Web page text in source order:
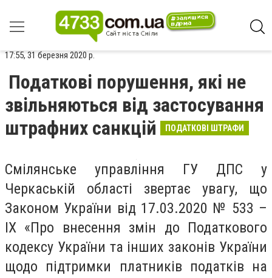
17:55, 31 березня 2020 р.
Податкові порушення, які не
звільняються від застосування
штрафних санкцій
ПОДАТКОВІ ШТРАФИ
Смілянське управління ГУ ДПС у
Черкаській області звертає увагу, що
Законом України від 17.03.2020 № 533 –
IX «Про внесення змін до Податкового
кодексу України та інших законів України
щодо підтримки платників податків на